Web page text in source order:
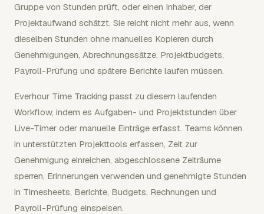
Gruppe von Stunden prüft, oder einen Inhaber, der
Projektaufwand schätzt. Sie reicht nicht mehr aus, wenn
dieselben Stunden ohne manuelles Kopieren durch
Genehmigungen, Abrechnungssätze, Projektbudgets,
Payroll-Prüfung und spätere Berichte laufen müssen.
Everhour Time Tracking passt zu diesem laufenden
Workflow, indem es Aufgaben- und Projektstunden über
Live-Timer oder manuelle Einträge erfasst. Teams können
in unterstützten Projekttools erfassen, Zeit zur
Genehmigung einreichen, abgeschlossene Zeiträume
sperren, Erinnerungen verwenden und genehmigte Stunden
in Timesheets, Berichte, Budgets, Rechnungen und
Payroll-Prüfung einspeisen.